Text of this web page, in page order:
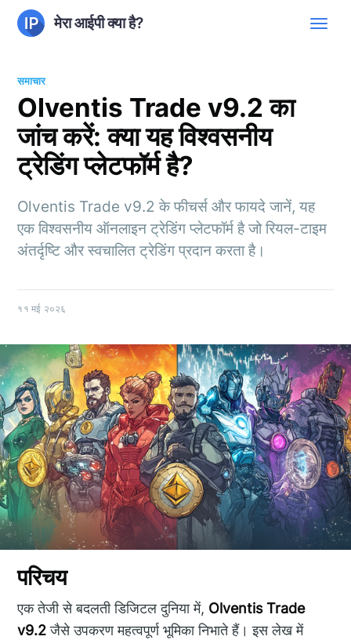
मेरा आईपी क्या है?
समाचार
Olventis Trade v9.2 का
जांच करें: क्या यह विश्वसनीय
ट्रेडिंग प्लेटफॉर्म है?
Olventis Trade v9.2 के फीचर्स और फायदे जानें, यह
एक विश्वसनीय ऑनलाइन ट्रेडिंग प्लेटफॉर्म है जो रियल-टाइम
अंतर्दृष्टि और स्वचालित ट्रेडिंग प्रदान करता है।
११ मई २०२६
परिचय
एक तेजी से बदलती डिजिटल दुनिया में, Olventis Trade
v9.2जैसे उपकरण महत्वपूर्ण भूमिका निभाते हैं। इस लेख में